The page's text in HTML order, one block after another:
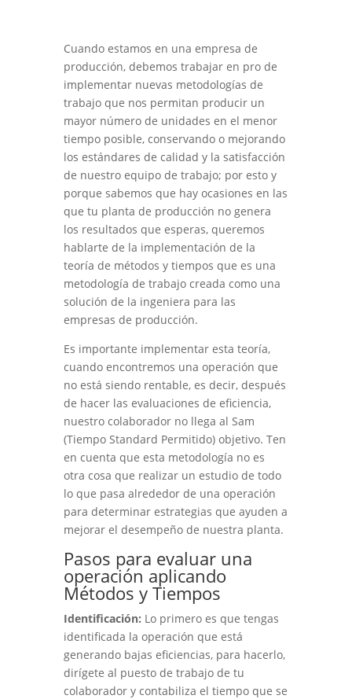
Cuando estamos en una empresa de
producción, debemos trabajar en pro de
implementar nuevas metodologías de
trabajo que nos permitan producir un
mayor número de unidades en el menor
tiempo posible, conservando o mejorando
los estándares de calidad y la satisfacción
de nuestro equipo de trabajo; por esto y
porque sabemos que hay ocasiones en las
que tu planta de producción no genera
los resultados que esperas, queremos
hablarte de la implementación de la
teoría de métodos y tiempos que es una
metodología de trabajo creada como una
solución de la ingeniera para las
empresas de producción.
Es importante implementar esta teoría,
cuando encontremos una operación que
no está siendo rentable, es decir, después
de hacer las evaluaciones de eficiencia,
nuestro colaborador no llega al Sam
(Tiempo Standard Permitido) objetivo. Ten
en cuenta que esta metodología no es
otra cosa que realizar un estudio de todo
lo que pasa alrededor de una operación
para determinar estrategias que ayuden a
mejorar el desempeño de nuestra planta.
Pasos para evaluar una
operación aplicando
Métodos y Tiempos
Identificación: Lo primero es que tengas
identificada la operación que está
generando bajas eficiencias, para hacerlo,
dirígete al puesto de trabajo de tu
colaborador y contabiliza el tiempo que se